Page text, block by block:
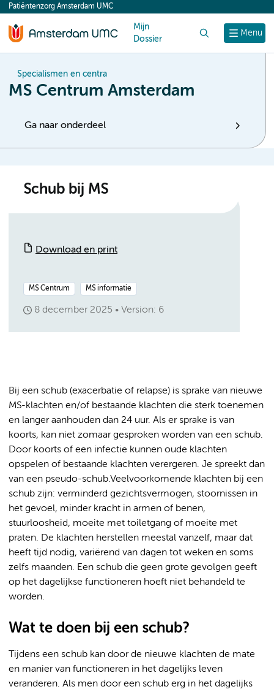
content
Menu
Patiëntenzorg Amsterdam UMC
Mijn
Dossier
Specialismen en centra
MS Centrum Amsterdam
Ga naar onderdeel
Schub bij MS
Download en print
MS Centrum MS informatie
8 december 2025 Version: 6
Bij een schub (exacerbatie of relapse) is sprake van nieuwe
MS-klachten en/of bestaande klachten die sterk toenemen
en langer aanhouden dan 24 uur. Als er sprake is van
koorts, kan niet zomaar gesproken worden van een schub.
Door koorts of een infectie kunnen oude klachten
opspelen of bestaande klachten verergeren. Je spreekt dan
van een pseudo-schub.Veelvoorkomende klachten bij een
schub zijn: verminderd gezichtsvermogen, stoornissen in
het gevoel, minder kracht in armen of benen,
stuurloosheid, moeite met toiletgang of moeite met
praten. De klachten herstellen meestal vanzelf, maar dat
heeft tijd nodig, variërend van dagen tot weken en soms
zelfs maanden. Een schub die geen grote gevolgen geeft
op het dagelijkse functioneren hoeft niet behandeld te
worden.
Wat te doen bij een schub?
Tijdens een schub kan door de nieuwe klachten de mate
en manier van functioneren in het dagelijks leven
veranderen. Als men door een schub erg in het dagelijks